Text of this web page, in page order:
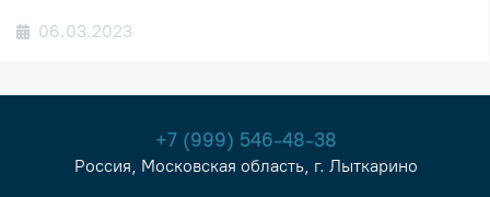
06.03.2023
+7 (999) 546-48-38
Россия, Московская область, г. Лыткарино